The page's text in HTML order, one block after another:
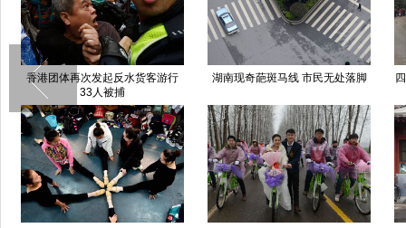
香港团体再次发起反水货客游行
33人被捕
湖南现奇葩斑马线 市民无处落脚